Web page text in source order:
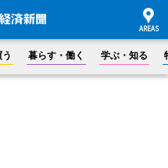
う 暮らす・働く 学ぶ・知る